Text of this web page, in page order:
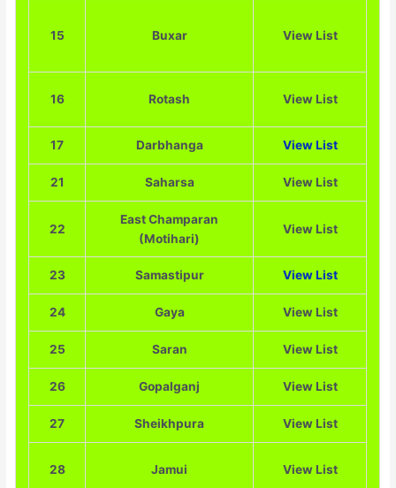
15 Buxar View List
16 Rotash View List
17 Darbhanga View List
21 Saharsa View List
22
East Champaran
(Motihari)
View List
23 Samastipur View List
24 Gaya View List
25 Saran View List
26 Gopalganj View List
27 Sheikhpura View List
28 Jamui View List